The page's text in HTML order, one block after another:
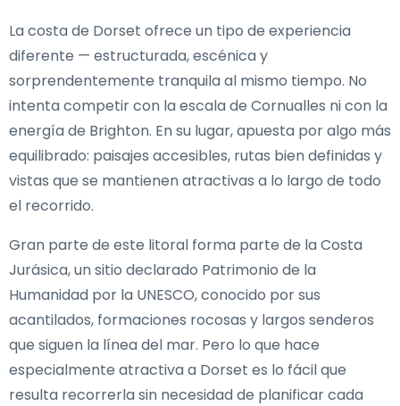
La costa de Dorset ofrece un tipo de experiencia
diferente — estructurada, escénica y
sorprendentemente tranquila al mismo tiempo. No
intenta competir con la escala de Cornualles ni con la
energía de Brighton. En su lugar, apuesta por algo más
equilibrado: paisajes accesibles, rutas bien definidas y
vistas que se mantienen atractivas a lo largo de todo
el recorrido.
Gran parte de este litoral forma parte de la Costa
Jurásica, un sitio declarado Patrimonio de la
Humanidad por la UNESCO, conocido por sus
acantilados, formaciones rocosas y largos senderos
que siguen la línea del mar. Pero lo que hace
especialmente atractiva a Dorset es lo fácil que
resulta recorrerla sin necesidad de planificar cada